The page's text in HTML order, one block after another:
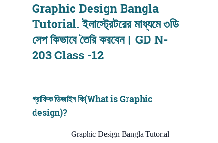
Graphic Design Bangla
Tutorial. ইলাস্ট্রেটরের মাধ্যমে ৩ডি
সেপ কিভাবে তৈরি করবেন। GD N-
203 Class -12
গ্রাফিক ডিজাইন কি(What is Graphic
design)?
Graphic Design Bangla Tutorial |